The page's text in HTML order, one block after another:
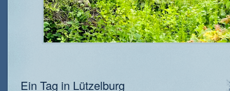
Ein Tag in Lützelburg